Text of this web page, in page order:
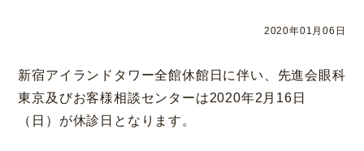
Web予約
2020年01月06日
新宿アイランドタワー全館休館日に伴い、先進会眼科
東京及びお客様相談センターは2020年2月16日
（日）が休診日となります。